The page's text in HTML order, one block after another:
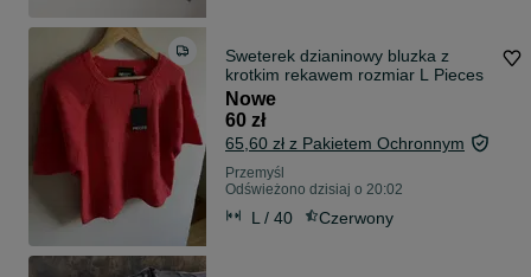
Sweterek dzianinowy bluzka z
krotkim rekawem rozmiar L Pieces
Nowe
60 zł
65,60 zł z Pakietem Ochronnym
Przemyśl
Odświeżono dzisiaj o 20:02
L / 40 Czerwony